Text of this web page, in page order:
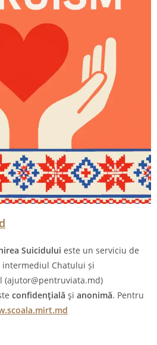
Suicidului este un serviciu de
Chatului și
confidenţială şianonimă. Pentru